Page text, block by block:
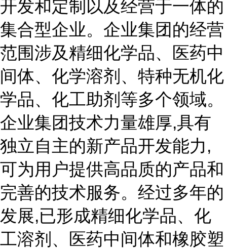
开发和定制以及经营于一体的
集合型企业。企业集团的经营
范围涉及精细化学品、医药中
间体、化学溶剂、特种无机化
学品、化工助剂等多个领域。
企业集团技术力量雄厚,具有
独立自主的新产品开发能力,
可为用户提供高品质的产品和
完善的技术服务。经过多年的
发展,已形成精细化学品、化
工溶剂、医药中间体和橡胶塑